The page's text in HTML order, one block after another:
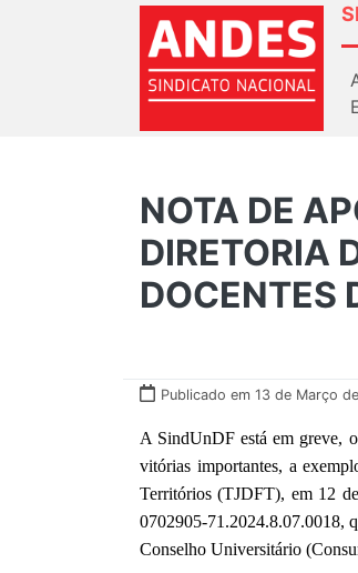
NOTA DE
DIRETORIA
DOCENTES
Publicado em 13 de Março
A SindUnDF está em greve,
vitórias importantes, a
Territórios (TJDFT), em 12
0702905-71.2024.8.07.0018,
Conselho Universitário